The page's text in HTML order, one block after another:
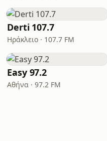
Derti 107.7
Ηράκλειο · 107.7 FM
Easy 97.2
Αθήνα · 97.2 FM